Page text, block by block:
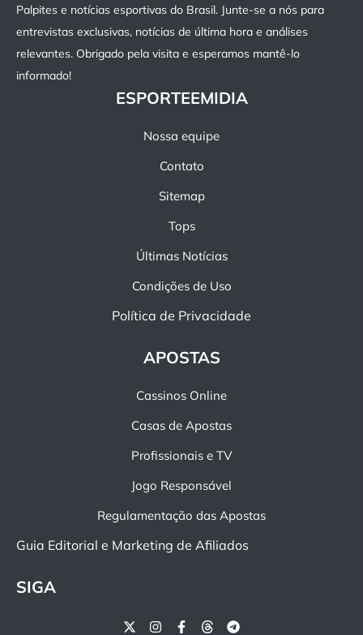
Palpites e notícias esportivas do Brasil. Junte-se a nós para
entrevistas exclusivas, notícias de última hora e análises
relevantes. Obrigado pela visita e esperamos mantê-lo
informado!
ESPORTEEMIDIA
Nossa equipe
Contato
Sitemap
Tops
Últimas Notícias
Condições de Uso
Política de Privacidade
APOSTAS
Cassinos Online
Casas de Apostas
Profissionais e TV
Jogo Responsável
Regulamentação das Apostas
Guia Editorial e Marketing de Afiliados
SIGA